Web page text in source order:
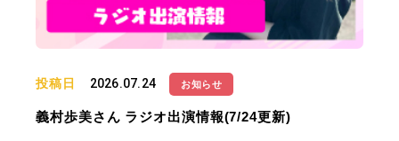
投稿日 2026.07.24 お知らせ
義村歩美さん ラジオ出演情報(7/24更新)